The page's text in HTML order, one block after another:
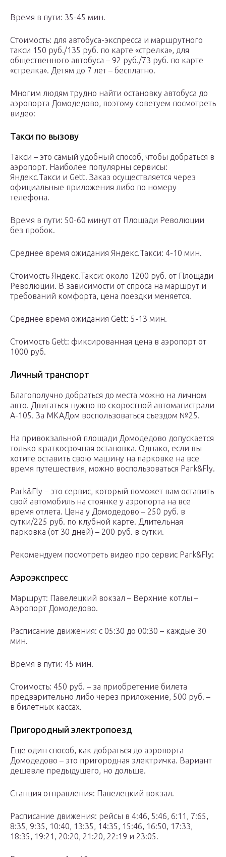
Время в пути: 35-45 мин.
Стоимость: для автобуса-экспресса и маршрутного
такси 150 руб./135 руб. по карте «стрелка», для
общественного автобуса – 92 руб./73 руб. по карте
«стрелка». Детям до 7 лет – бесплатно.
Многим людям трудно найти остановку автобуса до
аэропорта Домодедово, поэтому советуем посмотреть
видео:
Такси по вызову
Такси – это самый удобный способ, чтобы добраться в
аэропорт. Наиболее популярны сервисы:
Яндекс.Такси и Gett. Заказ осуществляется через
официальные приложения либо по номеру
телефона.
Время в пути: 50-60 минут от Площади Революции
без пробок.
Среднее время ожидания Яндекс.Такси: 4-10 мин.
Стоимость Яндекс.Такси: около 1200 руб. от Площади
Революции. В зависимости от спроса на маршрут и
требований комфорта, цена поездки меняется.
Среднее время ожидания Gett: 5-13 мин.
Стоимость Gett: фиксированная цена в аэропорт от
1000 руб.
Личный транспорт
Благополучно добраться до места можно на личном
авто. Двигаться нужно по скоростной автомагистрали
А-105. За МКАДом воспользоваться съездом №25.
На привокзальной площади Домодедово допускается
только краткосрочная остановка. Однако, если вы
хотите оставить свою машину на парковке на все
время путешествия, можно воспользоваться Park&Fly.
Park&Fly – это сервис, который поможет вам оставить
свой автомобиль на стоянке у аэропорта на все
время отлета. Цена у Домодедово – 250 руб. в
сутки/225 руб. по клубной карте. Длительная
парковка (от 30 дней) – 200 руб. в сутки.
Рекомендуем посмотреть видео про сервис Park&Fly:
Аэроэкспресс
Маршрут: Павелецкий вокзал – Верхние котлы –
Аэропорт Домодедово.
Расписание движения: с 05:30 до 00:30 – каждые 30
мин.
Время в пути: 45 мин.
Стоимость: 450 руб. – за приобретение билета
предварительно либо через приложение, 500 руб. –
в билетных кассах.
Пригородный электропоезд
Еще один способ, как добраться до аэропорта
Домодедово – это пригородная электричка. Вариант
дешевле предыдущего, но дольше.
Станция отправления: Павелецкий вокзал.
Расписание движения: рейсы в 4:46, 5:46, 6:11, 7:65,
8:35, 9:35, 10:40, 13:35, 14:35, 15:46, 16:50, 17:33,
18:35, 19:21, 20:20, 21:20, 22:19 и 23:05.